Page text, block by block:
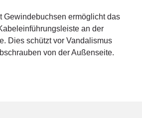
Gewindebuchsen ermöglicht das
an der
Dies schützt vor Vandalismus
von der Außenseite.